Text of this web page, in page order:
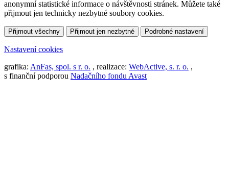
anonymní statistické informace o návštěvnosti stránek. Můžete také
přijmout jen technicky nezbytné soubory cookies.
Přijmout všechny Přijmout jen nezbytné Podrobné nastavení
Nastavení cookies
grafika: AnFas, spol. s r. o. , realizace: WebActive, s. r. o. ,
s finanční podporou Nadačního fondu Avast